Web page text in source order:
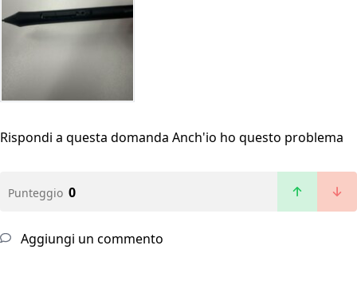
Rispondi a questa domanda Anch'io ho questo problema
Punteggio 0
Aggiungi un commento